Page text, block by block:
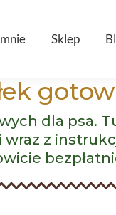
Sklep
dla psa.
z